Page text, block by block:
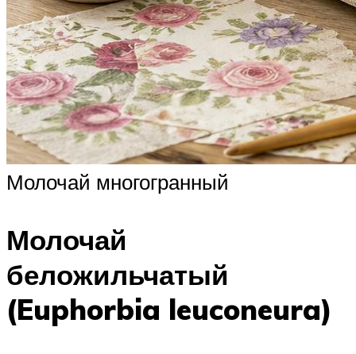
Молочай многогранный
Молочай
беложильчатый
(Euphorbia leuconeura)